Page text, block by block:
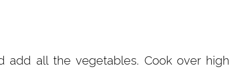
add all the vegetables. Cook over high